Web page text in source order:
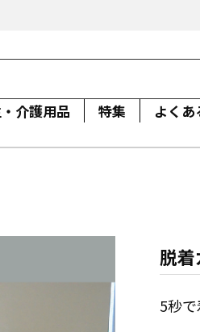
介護用品 特集 よくあ
脱
5秒